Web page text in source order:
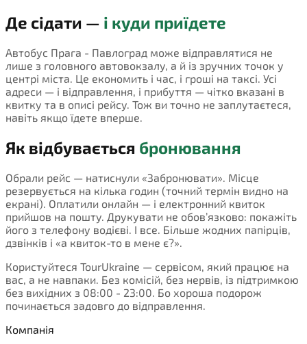
Де сідати — і куди приїдете
Автобус Прага - Павлоград може відправлятися не
лише з головного автовокзалу, а й із зручних точок у
центрі міста. Це економить і час, і гроші на таксі. Усі
адреси — і відправлення, і прибуття — чітко вказані в
квитку та в описі рейсу. Тож ви точно не заплутаєтеся,
навіть якщо їдете вперше.
Як відбувається бронювання
Обрали рейс — натиснули «Забронювати». Місце
резервується на кілька годин (точний термін видно на
екрані). Оплатили онлайн — і електронний квиток
прийшов на пошту. Друкувати не обов’язково: покажіть
його з телефону водієві. І все. Більше жодних папірців,
дзвінків і «а квиток-то в мене є?».
Користуйтеся TourUkraine — сервісом, який працює на
вас, а не навпаки. Без комісій, без нервів, із підтримкою
без вихідних з 08:00 - 23:00. Бо хороша подорож
починається задовго до відправлення.
Компанія